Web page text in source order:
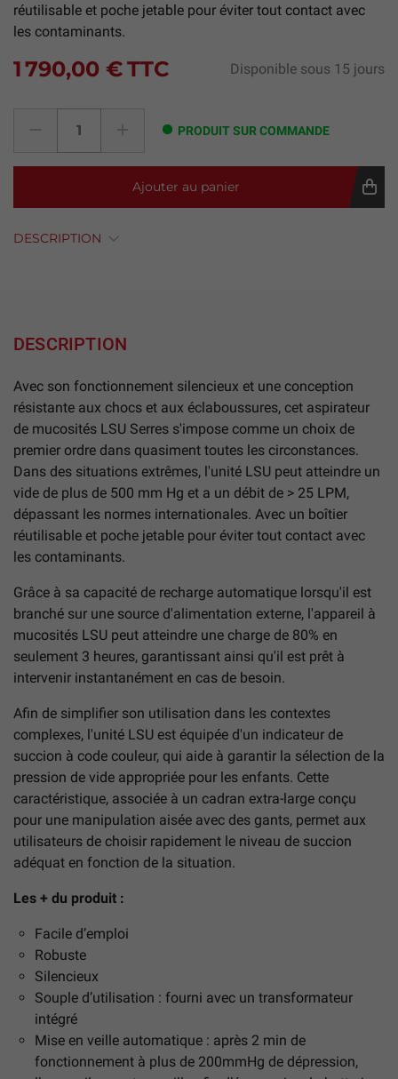
réutilisable et poche jetable pour éviter tout contact avec
les contaminants.
1 790,00 €TTC Disponible sous 15 jours
PRODUIT SUR COMMANDE
Ajouter au panier
DESCRIPTION
DESCRIPTION
Avec son fonctionnement silencieux et une conception
résistante aux chocs et aux éclaboussures, cet aspirateur
de mucosités LSU Serres s'impose comme un choix de
premier ordre dans quasiment toutes les circonstances.
Dans des situations extrêmes, l'unité LSU peut atteindre un
vide de plus de 500 mm Hg et a un débit de > 25 LPM,
dépassant les normes internationales. Avec un boîtier
réutilisable et poche jetable pour éviter tout contact avec
les contaminants.
Grâce à sa capacité de recharge automatique lorsqu'il est
branché sur une source d'alimentation externe, l'appareil à
mucosités LSU peut atteindre une charge de 80% en
seulement 3 heures, garantissant ainsi qu'il est prêt à
intervenir instantanément en cas de besoin.
Afin de simplifier son utilisation dans les contextes
complexes, l'unité LSU est équipée d'un indicateur de
succion à code couleur, qui aide à garantir la sélection de la
pression de vide appropriée pour les enfants. Cette
caractéristique, associée à un cadran extra-large conçu
pour une manipulation aisée avec des gants, permet aux
utilisateurs de choisir rapidement le niveau de succion
adéquat en fonction de la situation.
Les + du produit :
Facile d’emploi
Robuste
Silencieux
Souple d’utilisation : fourni avec un transformateur
intégré
Mise en veille automatique : après 2 min de
fonctionnement à plus de 200mmHg de dépression,